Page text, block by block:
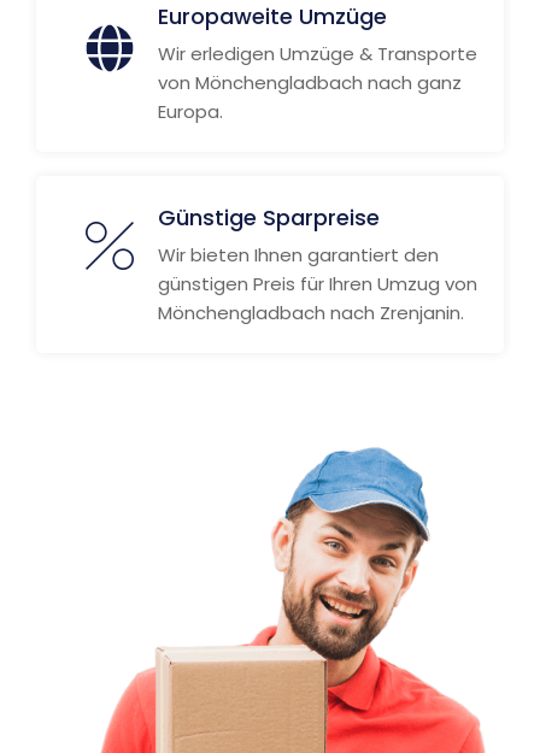
Europaweite Umzüge
Wir erledigen Umzüge & Transporte
von Mönchengladbach nach ganz
Europa.
Günstige Sparpreise
Wir bieten Ihnen garantiert den
günstigen Preis für Ihren Umzug von
Mönchengladbach nach Zrenjanin.